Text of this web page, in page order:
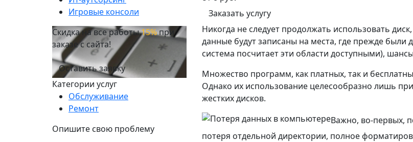
Заказать услугу
Никогда не следует продолжать использовать
данные будут записаны на места, где прежде
система посчитает эти области доступными),
Множество программ, как платных, так и
Однако их использование целесообразно лишь
жестких дисков.
Важно, во-первых,
потеря отдельной директории, полное
Игровые консоли
Скидка на все работы15%при
заказе с сайта!
Оставить заявку
Категории услуг
Обслуживание
Ремонт
Опишите свою проблему